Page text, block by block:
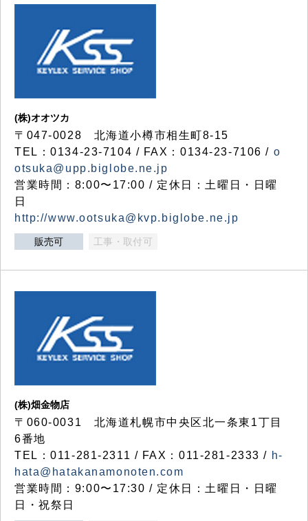
(株)オオツカ
〒047-0028 北海道小樽市相生町8-15
TEL：0134-23-7104 / FAX：0134-23-7106 / o
otsuka@upp.biglobe.ne.jp
営業時間：8:00〜17:00 / 定休日：土曜日・日曜
日
http://www.ootsuka@kvp.biglobe.ne.jp
販売可 工事・取付可
(株)畑金物店
〒060-0031 北海道札幌市中央区北一条東1丁目
6番地
TEL：011-281-2311 / FAX：011-281-2333 / h-
hata@hatakanamonoten.com
営業時間：9:00〜17:30 / 定休日：土曜日・日曜
日・祝祭日